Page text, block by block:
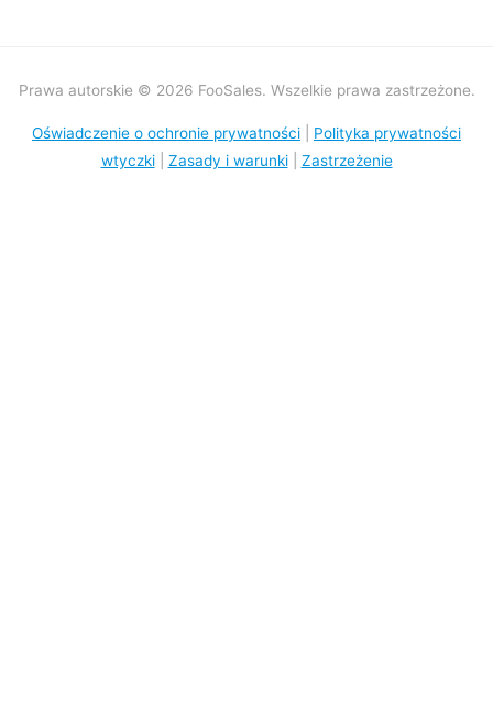
Prawa autorskie © 2026 FooSales. Wszelkie prawa zastrzeżone.
Oświadczenie o ochronie prywatności
Polityka prywatności
wtyczki| Zasady i warunki| Zastrzeżenie